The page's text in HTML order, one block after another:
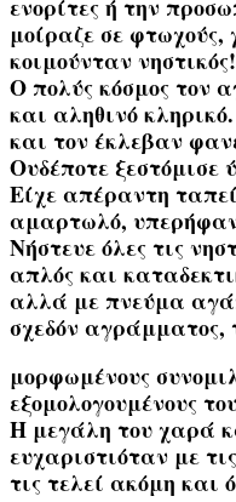
ενορίτες ή την
μοίραζε σε
κοιμούνταν νηστικός!
Ο πολύς κόσμος τον
και αληθινό
και τον έκλεβαν
Ουδέποτε ξεστόμισε
Είχε απέραντη
αμαρτωλό,
Νήστευε όλες τις
απλός και
αλλά με πνεύμα
σχεδόν αγράμματος,
μορφωμένους
εξομολογουμένους
Η μεγάλη του χαρά
ευχαριστιόταν με
τις τελεί ακόμη